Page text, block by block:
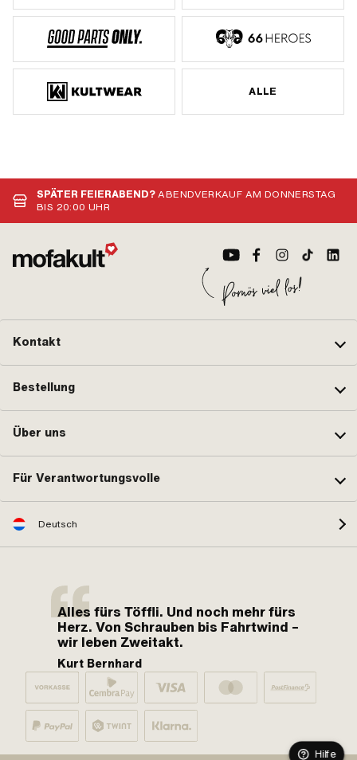
ALLE
SPÄTER FEIERABEND?ABENDVERKAUF AM DONNERSTAG
BIS 20:00 UHR
Kontakt
Bestellung
Über uns
Für Verantwortungsvolle
Deutsch
Alles fürs Töffli. Und noch mehr fürs
Herz. Von Schrauben bis Fahrtwind –
wir leben Zweitakt.
Kurt Bernhard
Hilfe